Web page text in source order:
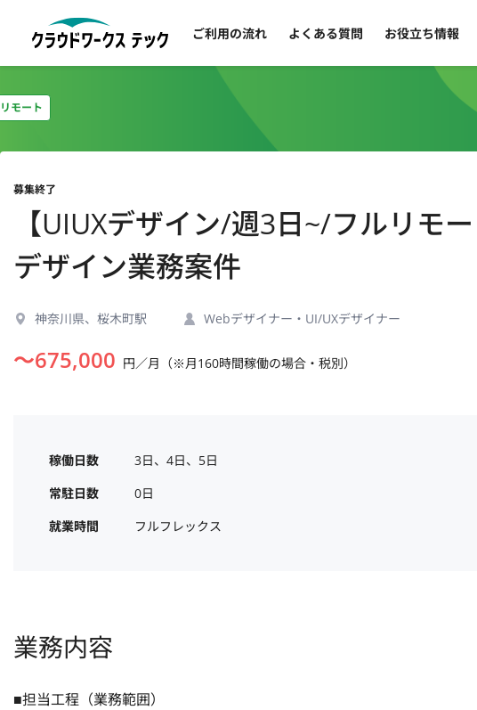
ご利用の流れ よくある質問 お役立ち情報
モート
募集終了
【UIUXデザイン/週3日~/フルリモ
デザイン業務案件
神奈川県、桜木町駅 Webデザイナー・UI/UXデザイナー
〜675,000 円／月（※月160時間稼働の場合・税別）
稼働日数
3日、4日、5日
常駐日数
0日
就業時間
フルフレックス
業務内容
■担当工程（業務範囲）